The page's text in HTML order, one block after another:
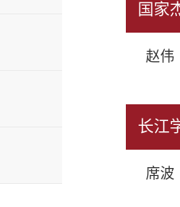
国家
赵伟
长江
席波